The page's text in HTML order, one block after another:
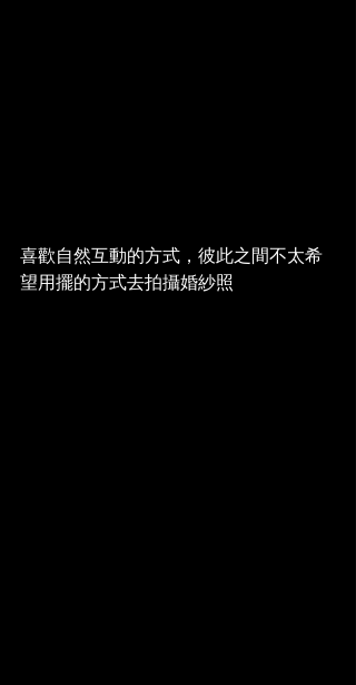
喜歡自然互動的方式，彼此之間不太希
望用擺的方式去拍攝婚紗照